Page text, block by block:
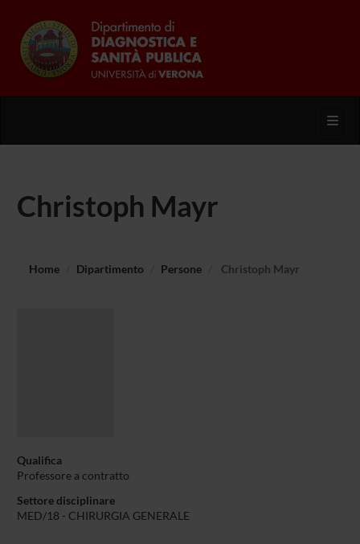
Christoph Mayr
Home Dipartimento Persone Christoph Mayr
Qualifica
Professore a contratto
Settore disciplinare
MED/18 - CHIRURGIA GENERALE